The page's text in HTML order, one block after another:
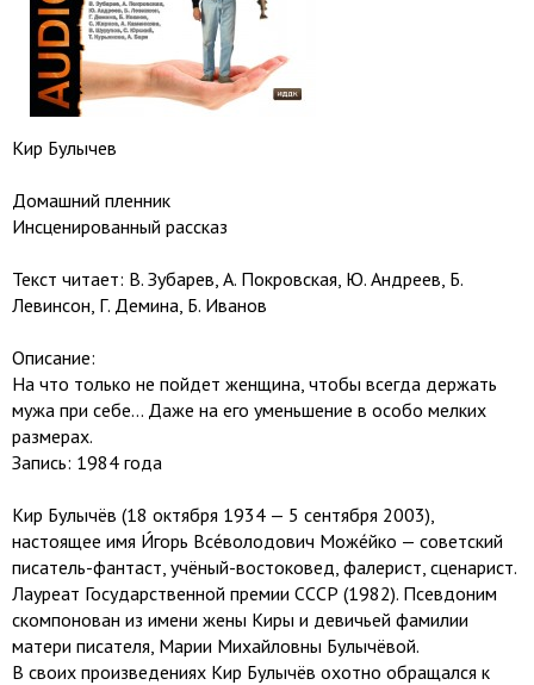
Кир Булычев
Домашний пленник
Инсценированный рассказ
Текст читает: В. Зубарев, А. Покровская, Ю. Андреев, Б.
Левинсон, Г. Демина, Б. Иванов
Описание:
На что только не пойдет женщина, чтобы всегда держать
мужа при себе... Даже на его уменьшение в особо мелких
размерах.
Запись: 1984 года
Кир Булычёв (18 октября 1934 — 5 сентября 2003),
настоящее имя И́горь Все́володович Може́йко — советский
писатель-фантаст, учёный-востоковед, фалерист, сценарист.
Лауреат Государственной премии СССР (1982). Псевдоним
скомпонован из имени жены Киры и девичьей фамилии
матери писателя, Марии Михайловны Булычёвой.
В своих произведениях Кир Булычёв охотно обращался к